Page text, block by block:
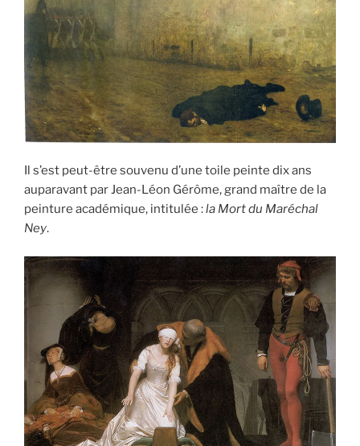
Il s’est peut-être souvenu d’une toile peinte dix ans
auparavant par Jean-Léon Gérôme, grand maître de la
peinture académique, intitulée :la Mort du Maréchal
Ney.